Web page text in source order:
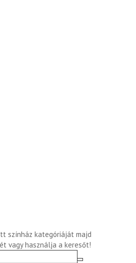
színház kategóriáját majd
vagy használja a keresőt!